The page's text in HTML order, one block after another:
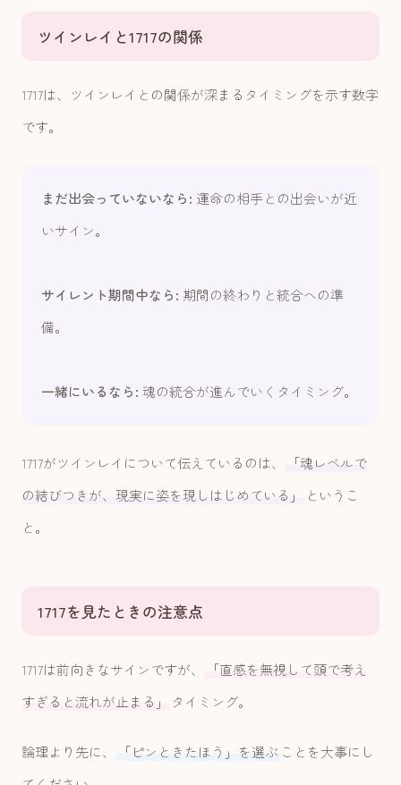
ツインレイと1717の関係
1717は、ツインレイとの関係が深まるタイミングを示す数字
です。
まだ出会っていないなら: 運命の相手との出会いが近
いサイン。
サイレント期間中なら: 期間の終わりと統合への準
備。
一緒にいるなら: 魂の統合が進んでいくタイミング。
1717がツインレイについて伝えているのは、
「魂レベルで
の結びつきが、現実に姿を現しはじめている」
というこ
と。
1717を見たときの注意点
1717は前向きなサインですが、
「直感を無視して頭で考え
すぎると流れが止まる」
タイミング。
論理より先に、 「ピンときたほう」を選ぶ ことを大事にし